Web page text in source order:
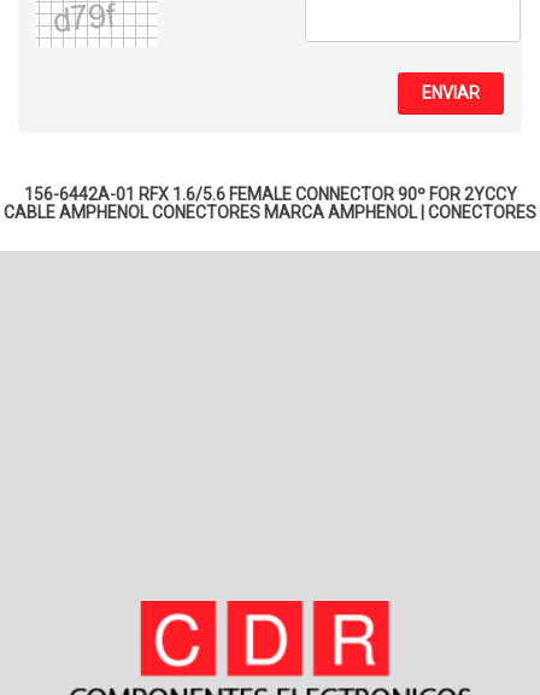
ENVIAR
156-6442A-01 RFX 1.6/5.6 FEMALE CONNECTOR 90º FOR 2YCCY
CABLE AMPHENOLCONECTORES MARCA AMPHENOL| CONECTORES